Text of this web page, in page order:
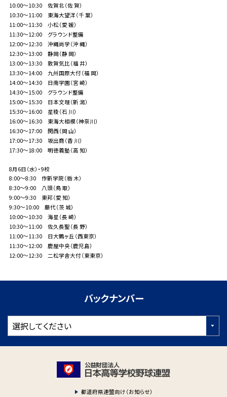
10:00～10:30 佐賀北（佐 賀）
10:30～11:00 東海大望洋（千 葉）
11:00～11:30 小松（愛 媛）
11:30～12:00 グラウンド整備
12:00～12:30 沖縄尚学（沖 縄）
12:30～13:00 静岡（静 岡）
13:00～13:30 敦賀気比（福 井）
13:30～14:00 九州国際大付（福 岡）
14:00～14:30 日南学園（宮 崎）
14:30～15:00 グラウンド整備
15:00～15:30 日本文理（新 潟）
15:30～16:00 星稜（石 川）
16:00～16:30 東海大相模（神奈川）
16:30～17:00 関西（岡 山）
17:00～17:30 坂出商（香 川）
17:30～18:00 明徳義塾（高 知）
8月6日（水）・9校
8:00～8:30 作新学院（栃 木）
8:30～9:00 八頭（鳥 取）
9:00～9:30 東邦（愛 知）
9:30～10:00 藤代（茨 城）
10:00～10:30 海星（長 崎）
10:30～11:00 佐久長聖（長 野）
11:00～11:30 日大鶴ヶ丘（西東京）
11:30～12:00 鹿屋中央（鹿児島）
12:00～12:30 二松学舎大付（東東京）
バックナンバー
都道府県連盟向け（お知らせ）